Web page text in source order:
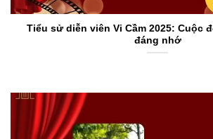
Tiểu sử diễn viên Vi Cầm 2025: Cuộc
đáng nhớ